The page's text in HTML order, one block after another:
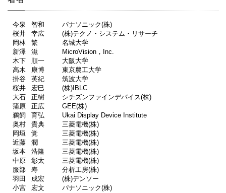
今泉 智和
パナソニック(株)
桜井
幸広
(株)テクノ・システム・リサーチ
岡林
繁
名城大学
新澤
滋
MicroVision，Inc.
木下
順一
大阪大学
高木
康博
東京農工大学
掛谷
英紀
筑波大学
桜井
宏巳
(株)IBLC
大石
正樹
シチズンファインデバイス(株)
蒲原
正広
GEE(株)
鵜飼
育弘
Ukai Display Device Institute
奥村
貴典
三菱電機(株)
岡垣
覚
三菱電機(株)
近藤
潤
三菱電機(株)
坂本
浩隆
三菱電機(株)
中原
彰太
三菱電機(株)
服部
寿
分析工房(株)
羽田
成宏
(株)デンソー
小宮
宏文
パナソニック(株)